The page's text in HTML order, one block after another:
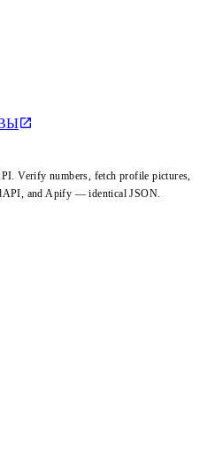
Verify numbers, fetch profile pictures,
and Apify — identical JSON.